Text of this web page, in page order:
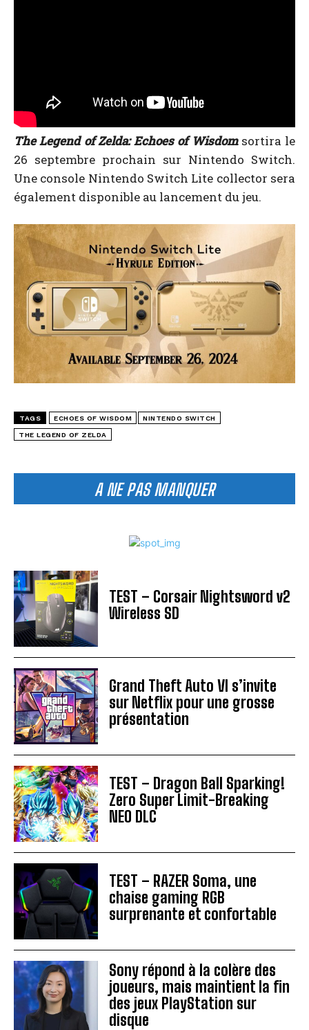
A NE PAS MANQUER
TEST – Corsair Nightsword v2
Wireless SD
Grand Theft Auto VI s’invite
sur Netflix pour une grosse
présentation
TEST – Dragon Ball Sparking!
Zero Super Limit-Breaking
NEO DLC
TEST – RAZER Soma, une
chaise gaming RGB
surprenante et confortable
Sony répond à la colère des
joueurs, mais maintient la fin
des jeux PlayStation sur
disque
The Legend of Zelda: Echoes of Wisdomsortira le
26 septembre prochain sur Nintendo Switch.
Une console Nintendo Switch Lite collector sera
également disponible au lancement du jeu.
TAGS ECHOES OF WISDOM NINTENDO SWITCH
THE LEGEND OF ZELDA